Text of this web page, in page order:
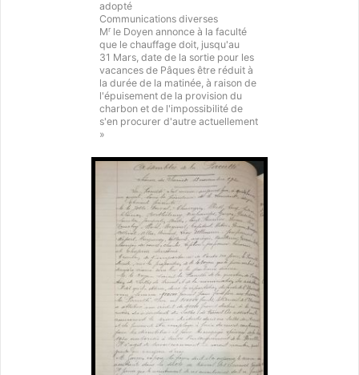
adopté
Communications diverses
Mr le Doyen annonce à la faculté
que le chauffage doit, jusqu'au
31 Mars, date de la sortie pour les
vacances de Pâques être réduit à
la durée de la matinée, à raison de
l'épuisement de la provision du
charbon et de l'impossibilité de
s'en procurer d'autre actuellement
»